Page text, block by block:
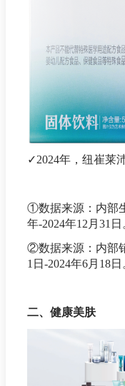
✓2024年，纽崔莱
①数据来源：内部
年-2024年12月31日
②数据来源：内部
1日-2024年6月18
二、健康美肤